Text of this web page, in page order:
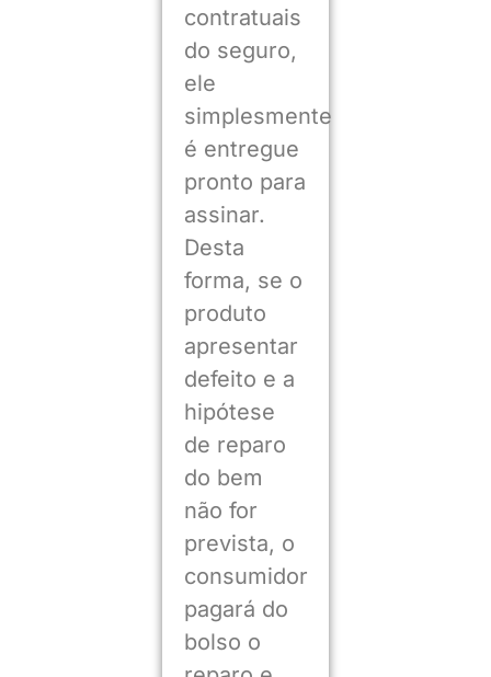
contratuais
do seguro,
ele
simplesmente
é entregue
pronto para
assinar.
Desta
forma, se o
produto
apresentar
defeito e a
hipótese
de reparo
do bem
não for
prevista, o
consumidor
pagará do
bolso o